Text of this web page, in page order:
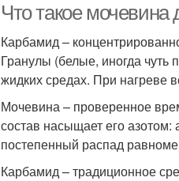
Что такое
Карбамид –
Гранулы (белые, иногда
жидких средах. При нагреве
Мочевина – проверенное
состав насыщает его
постепенный распад
Карбамид – традиционное